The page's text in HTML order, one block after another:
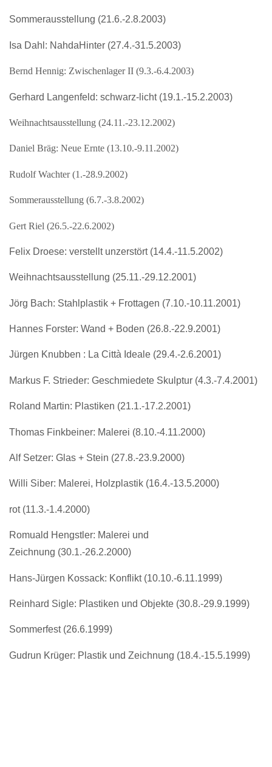
Sommerausstellung (21.6.-2.8.2003)
Isa Dahl: NahdaHinter (27.4.-31.5.2003)
Bernd Hennig: Zwischenlager II (9.3.-6.4.2003)
Gerhard Langenfeld: schwarz-licht (19.1.-15.2.2003)
Weihnachtsausstellung (24.11.-23.12.2002)
Daniel Bräg: Neue Ernte (13.10.-9.11.2002)
Rudolf Wachter (1.-28.9.2002)
Sommerausstellung (6.7.-3.8.2002)
Gert Riel (26.5.-22.6.2002)
Felix Droese: verstellt unzerstört (14.4.-11.5.2002)
Weihnachtsausstellung (25.11.-29.12.2001)
Jörg Bach: Stahlplastik + Frottagen (7.10.-10.11.2001)
Hannes Forster: Wand + Boden (26.8.-22.9.2001)
Jürgen Knubben : La Città Ideale (29.4.-2.6.2001)
Markus F. Strieder: Geschmiedete Skulptur (4.3.-7.4.2001)
Roland Martin: Plastiken (21.1.-17.2.2001)
Thomas Finkbeiner: Malerei (8.10.-4.11.2000)
Alf Setzer: Glas + Stein (27.8.-23.9.2000)
Willi Siber: Malerei, Holzplastik (16.4.-13.5.2000)
rot (11.3.-1.4.2000)
Romuald Hengstler: Malerei und
Zeichnung (30.1.-26.2.2000)
Hans-Jürgen Kossack: Konflikt (10.10.-6.11.1999)
Reinhard Sigle: Plastiken und Objekte (30.8.-29.9.1999)
Sommerfest (26.6.1999)
Gudrun Krüger: Plastik und Zeichnung (18.4.-15.5.1999)